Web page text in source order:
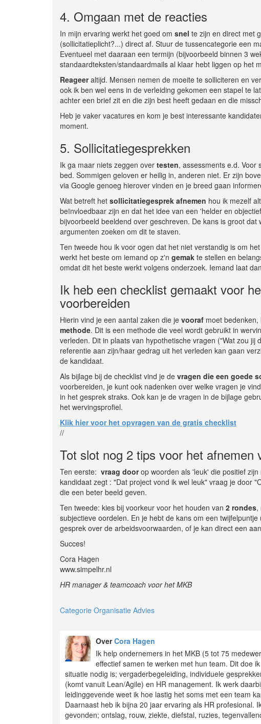
4. Omgaan met de reacties
In mijn ervaring werkt het goed om snel te zijn en direct met
(sollicitatieplicht?...) direct af. Stuur de tussencategorie een
Eventueel met daaraan een termijn (bijvoorbeeld binnen 3
standaardteksten/standaardmails al klaar hebt liggen op het
Reageeraltijd. Mensen nemen de moeite te solliciteren en
ook ik ben wel eens in de verleiding gekomen een stapel te
achter een brief zit en die zijn best heeft gedaan en die
Heb je vaker vacatures en kom je best interessante
moment.
5. Sollicitatiegesprekken
Ik ga maar niets zeggen over testen, assessments e.d. Voor
bed. Sommigen geloven er heilig in, anderen niet. Er zijn
via Google genoeg hierover vinden en je breed gaan
Wat betreft het sollicitatiegesprek afnemen hou ik mezelf
beïnvloedbaar zijn en dat het idee van een 'helder en
bijvoorbeeld beeldend over geschreven. De kans is groot
argumenten zoeken om dit te staven.
Ten tweede hou ik voor ogen dat het niet verstandig is om
werkt het beste om iemand op z'n gemak te stellen en
omdat dit het beste werkt volgens onderzoek. Iemand laat
Ik heb een checklist gemaakt voor
voorbereiden
Hierin vind je een aantal zaken die je vooraf moet bedenken,
methode. Dit is een methode die veel wordt gebruikt in
verleden. Dit in plaats van hypothetische vragen ("Wat zou
referentie aan zijn/haar gedrag uit het verleden kan gaan
de kandidaat.
Als bijlage bij de checklist vind je de vragen die een goede
voorbereiden, je kunt ook nadenken over welke vragen je
in het gesprek straks. Ook kan je de vragen in de bijlage
het wervingsprofiel.
Klik hier voor het opvragen van de gratis checklist
//
Tot slot nog 2 tips voor het afnemen
Ten eerste: vraag doorop woorden als 'leuk' die positief
kandidaat zegt : "Dat project vond ik wel leuk" vraag je door
die een beter beeld geven.
Ten tweede: kies bij voorkeur voor het houden van 2 rondes,
subjectieve oordelen. En je hebt de kans om een
gesprek over de arbeidsvoorwaarden, of je kan direct een
Succes!
Cora Hagen
www.simpelhr.nl
HR manager & teamcoach voor het MKB
Categorie Organisatie Advies
OverCora Hagen
Ik help ondernemers in het MKB (5 tot 75
effectief samen te werken met hun team. Dit doe
situatie nodig is; vergaderbegeleiding, individuele
(komt vanuit Lean/Agile) en HR management. Ik werk
leidinggevende weet ik hoe lastig het soms met een team
Daarnaast heb ik bijna 20 jaar ervaring als HR profesional.
gevonden; ontslag, rouw, ziekte, diefstal, ruzies,